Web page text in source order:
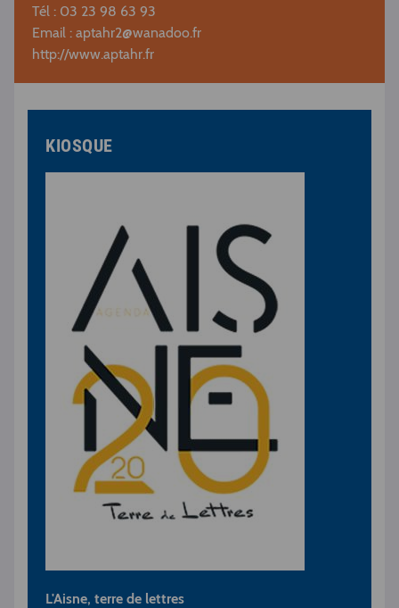
Tél : 03 23 98 63 93
Email : aptahr2@wanadoo.fr
http://www.aptahr.fr
KIOSQUE
L'Aisne, terre de lettres